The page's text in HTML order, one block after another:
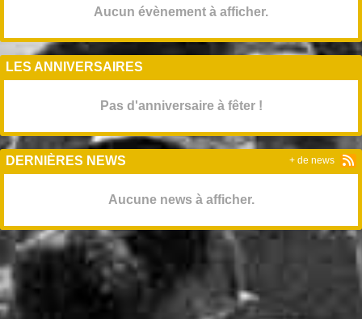
Aucun évènement à afficher.
LES ANNIVERSAIRES
Pas d'anniversaire à fêter !
DERNIÈRES NEWS
Aucune news à afficher.
+ de news